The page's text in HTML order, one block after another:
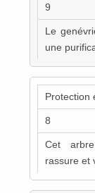
9
Le
une
Protection
8
Cet
rassure et